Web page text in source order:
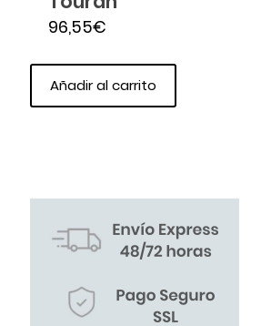
96,55€
Añadir al carrito